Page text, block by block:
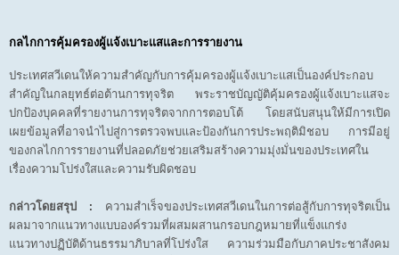
กลไกการคุ้มครองผู้แจ้งเบาะแสและการรายงาน
ประเทศสวีเดนให้ความสำคัญกับการคุ้มครองผู้แจ้งเบาะแสเป็นองค์ประกอบ
สำคัญในกลยุทธ์ต่อต้านการทุจริต พระราชบัญญัติคุ้มครองผู้แจ้งเบาะแสจะ
ปกป้องบุคคลที่รายงานการทุจริตจากการตอบโต้ โดยสนับสนุนให้มีการเปิด
เผยข้อมูลที่อาจนำไปสู่การตรวจพบและป้องกันการประพฤติมิชอบ การมีอยู่
ของกลไกการรายงานที่ปลอดภัยช่วยเสริมสร้างความมุ่งมั่นของประเทศใน
เรื่องความโปร่งใสและความรับผิดชอบ
กล่าวโดยสรุป :
ความสำเร็จของประเทศสวีเดนในการต่อสู้กับการทุจริตเป็น
ผลมาจากแนวทางแบบองค์รวมที่ผสมผสานกรอบกฎหมายที่แข็งแกร่ง
แนวทางปฏิบัติด้านธรรมาภิบาลที่โปร่งใส ความร่วมมือกับภาคประชาสังคม